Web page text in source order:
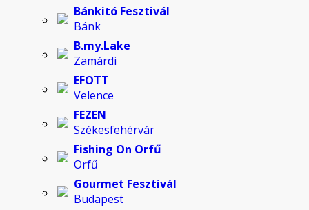
Bánkitó Fesztivál
Bánk
B.my.Lake
Zamárdi
EFOTT
Velence
FEZEN
Székesfehérvár
Fishing On Orfű
Orfű
Gourmet Fesztivál
Budapest